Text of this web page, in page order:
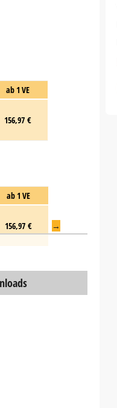
ab 1 VE
156,97 €
ab 1 VE
156,97 € →